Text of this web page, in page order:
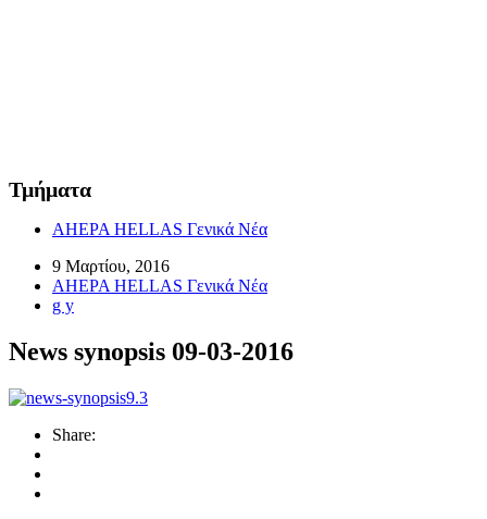
Τμήματα
AHEPA HELLAS Γενικά Νέα
9 Μαρτίου, 2016
AHEPA HELLAS Γενικά Νέα
g y
News synopsis 09-03-2016
Share: